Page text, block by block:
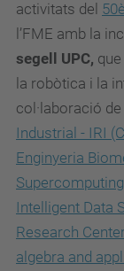
activitats del
l’FME amb la
segell UPC,
la robòtica i la
col·laboració de
Industrial - IRI
Enginyeria
Intelligent Data
Research
algebra and